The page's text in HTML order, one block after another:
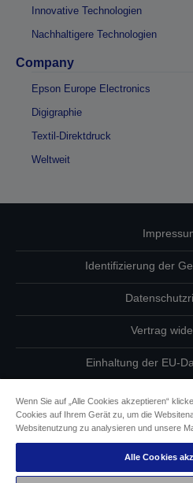
Innovative Technologien
Nachhaltigere Technologien
Company
Epson Europe Electronics
Digigraphie
Textil-Direktdruck
Weltweit
Identifizierung der
Vertrag
Einhaltung der EU-
Informationen
Epson Engagement
Wenn Sie auf „Alle Cookies akzeptieren“
Cookies auf Ihrem Gerät zu, um die
Websitenutzung zu analysieren und unsere
Alle Cookies